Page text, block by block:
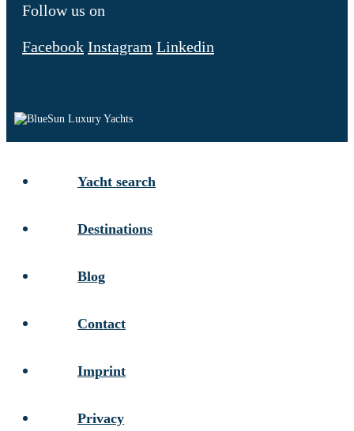
Follow us on
Facebook Instagram Linkedin
Yacht search
Destinations
Blog
Contact
Imprint
Privacy